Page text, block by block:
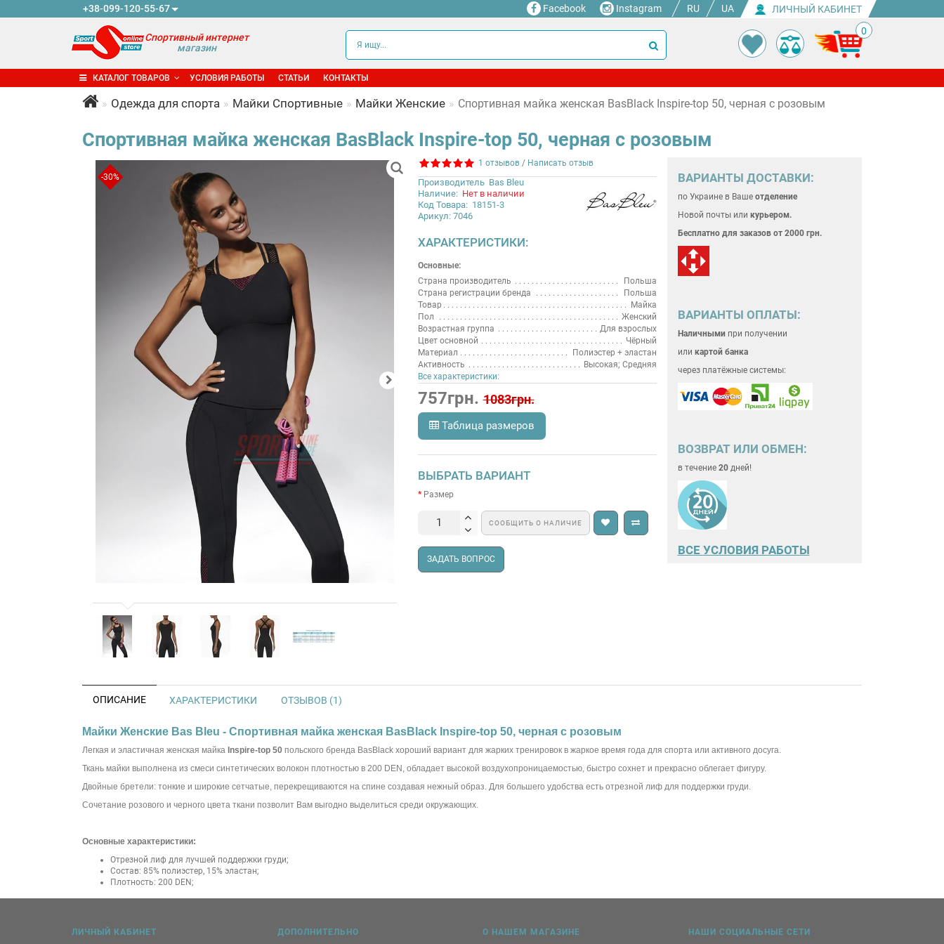
+38-099-120-55-67 Facebook Instagram RU UA ЛИЧНЫЙ КАБИНЕТ
Спортивный интернет
магазин
0
КАТАЛОГ ТОВАРОВ УСЛОВИЯ РАБОТЫ СТАТЬИ КОНТАКТЫ
Одежда для спорта Майки Спортивные Майки Женские Спортивная майка женская BasBlack Inspire-top 50, черная с розовым
Спортивная майка женская BasBlack Inspire-top 50, черная с розовым
-30%
1 отзывов / Написать отзыв
Производитель Bas Bleu
Наличие: Нет в наличии
Код Товара: 18151-3
Арикул: 7046
ХАРАКТЕРИСТИКИ:
Основные:
Страна производитель
Польша
Страна регистрации бренда
Польша
Товар
Майка
Пол
Женский
Возрастная группа
Для взрослых
Цвет основной
Чёрный
Материал
Полиэстер + эластан
Активность
Высокая; Средняя
Все характеристики:
757грн. 1083грн.
Таблица размеров
ВЫБРАТЬ ВАРИАНТ
Размер
СООБЩИТЬ О НАЛИЧИЕ
ЗАДАТЬ ВОПРОС
ВАРИАНТЫ ДОСТАВКИ:
по Украине в Ваше отделение
Новой почты или курьером.
Бесплатно для заказов от 2000 грн.
ВАРИАНТЫ ОПЛАТЫ:
Наличнымипри получении
или картой банка
через платёжные системы:
ВОЗВРАТ ИЛИ ОБМЕН:
в течение 20дней!
ВСЕ УСЛОВИЯ РАБОТЫ
ОПИСАНИЕ ХАРАКТЕРИСТИКИ ОТЗЫВОВ (1)
Майки Женские Bas Bleu - Спортивная майка женская BasBlack Inspire-top 50, черная с розовым
Легкая и эластичная женская майка Inspire-top 50 польского бренда BasBlack хороший вариант для жарких тренировок в жаркое время года для спорта или активного досуга.
Ткань майки выполнена из смеси синтетических волокон плотностью в 200 DEN, обладает высокой воздухопроницаемостью, быстро сохнет и прекрасно облегает фигуру.
Двойные бретели: тонкие и широкие сетчатые, перекрещиваются на спине создавая нежный образ. Для большего удобства есть отрезной лиф для поддержки груди.
Сочетание розового и черного цвета ткани позволит Вам выгодно выделиться среди окружающих.
Основные характеристики:
Отрезной лиф для лучшей поддержки груди;
Состав: 85% полиэстер, 15% эластан;
Плотность: 200 DEN;
ЛИЧНЫЙ КАБИНЕТ ДОПОЛНИТЕЛЬНО О НАШЕМ МАГАЗИНЕ НАШИ СОЦИАЛЬНЫЕ СЕТИ